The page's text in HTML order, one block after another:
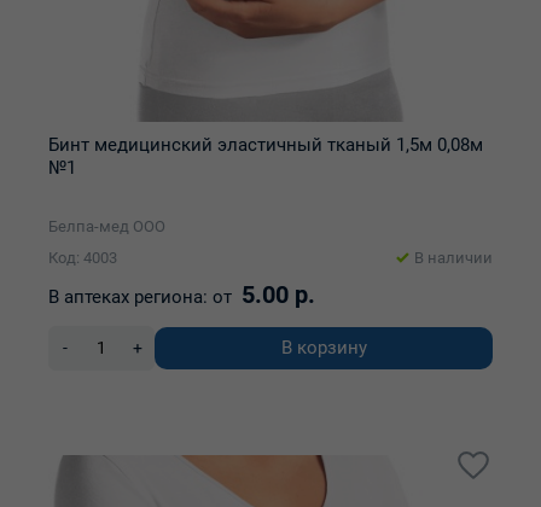
Бинт медицинский эластичный тканый 1,5м 0,08м
№1
Белпа-мед ООО
Код: 4003
В наличии
В аптеках региона: от 5.00 р.
- + В корзину